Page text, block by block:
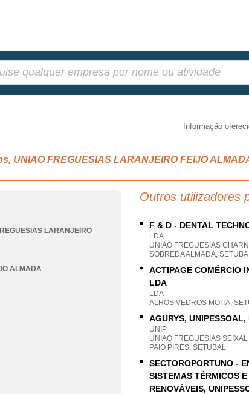
Informação
UNIAO FREGUESIAS LARANJEIRO FEIJO
LARANJEIRO
ALMADA
Outros utilizadores
F & D - DENTAL
LDA
UNIAO FREGUESIAS
SOBREDA ALMADA,
ACTIPAGE COMÉRCIO
LDA
LDA
ALHOS VEDROS MOITA,
AGURYS, UNIPESSOAL,
UNIP
UNIAO FREGUESIAS
PAIO PIRES, SETUBAL
SECTOROPORTUNO -
SISTEMAS TÉRMICOS
RENOVÁVEIS,